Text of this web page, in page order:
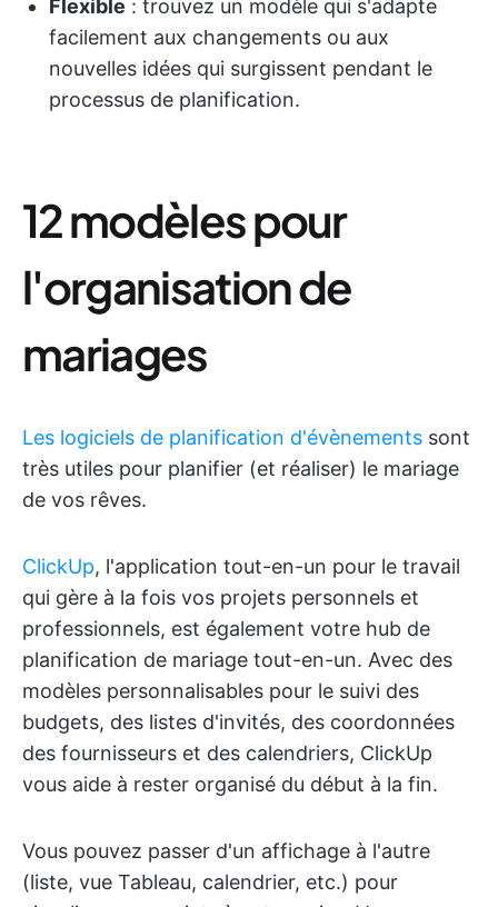
Flexible : trouvez un modèle qui s'adapte
facilement aux changements ou aux
nouvelles idées qui surgissent pendant le
processus de planification.
12 modèles pour
l'organisation de
mariages
Les logiciels de planification d'évènements sont
très utiles pour planifier (et réaliser) le mariage
de vos rêves.
ClickUp, l'application tout-en-un pour le travail
qui gère à la fois vos projets personnels et
professionnels, est également votre hub de
planification de mariage tout-en-un. Avec des
modèles personnalisables pour le suivi des
budgets, des listes d'invités, des coordonnées
des fournisseurs et des calendriers, ClickUp
vous aide à rester organisé du début à la fin.
Vous pouvez passer d'un affichage à l'autre
(liste, vue Tableau, calendrier, etc.) pour